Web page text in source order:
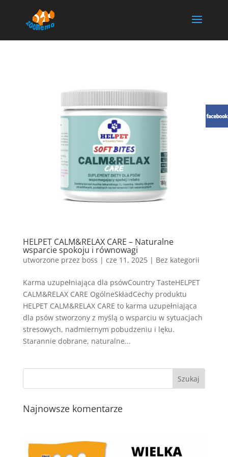
HELPET CALM&RELAX CARE – Naturalne
wsparcie spokoju i równowagi
utworzone przez boss | cze 11, 2025| Bez kategorii
Karma uzupełniająca dla psówCountry TasteHELPET
CALM&RELAX CARE OgólneSkładCechy produktu
HELPET CALM&RELAX CARE to karma uzupełniająca
dla psów stworzony z myślą o wsparciu w sytuacjach
stresowych, nadmiernym pobudzeniu i lęku.
Starannie dobrane, naturalne...
Najnowsze komentarze